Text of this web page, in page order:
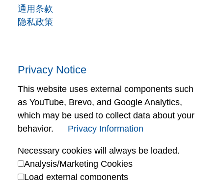
通用条款
隐私政策
Privacy Notice
This website uses external components such
as YouTube, Brevo, and Google Analytics,
which may be used to collect data about your
behavior.
Privacy Information
Necessary cookies will always be loaded.
Analysis/Marketing Cookies
Load external components